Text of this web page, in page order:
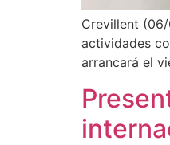
Crevillent
actividades
arrancará el